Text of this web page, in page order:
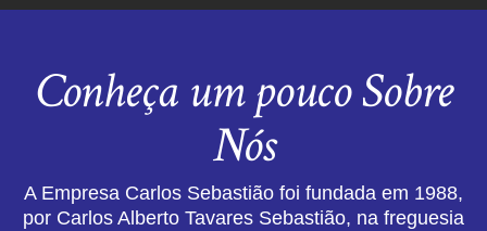
Conheça um pouco Sobre
Nós
A Empresa Carlos Sebastião foi fundada em 1988,
por Carlos Alberto Tavares Sebastião, na freguesia